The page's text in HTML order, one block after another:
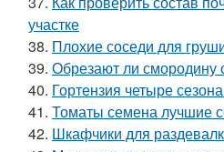
участке
38. Плохие соседи для
39. Обрезают ли смородину
40. Гортензия четыре
41. Томаты семена лучшие
42. Шкафчики для